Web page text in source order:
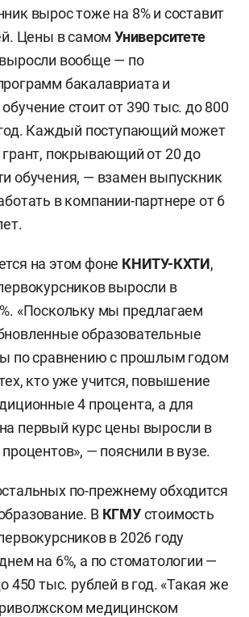
вырос тоже на 8% и составит
Цены в самомУниверситете
вообще — по
бакалавриата и
стоит от 390 тыс. до 800
Каждый поступающий может
грант, покрывающий от 20 до
обучения, — взамен выпускник
в компании-партнере от 6
на этом фоне КНИТУ-КХТИ,
выросли в
«Поскольку мы предлагаем
образовательные
по сравнению с прошлым годом
кто уже учится, повышение
4 процента, а для
первый курс цены выросли в
— пояснили в вузе.
по-прежнему обходится
В КГМУстоимость
в 2026 году
на 6%, а по стоматологии —
450 тыс. рублей в год. «Такая же
медицинском